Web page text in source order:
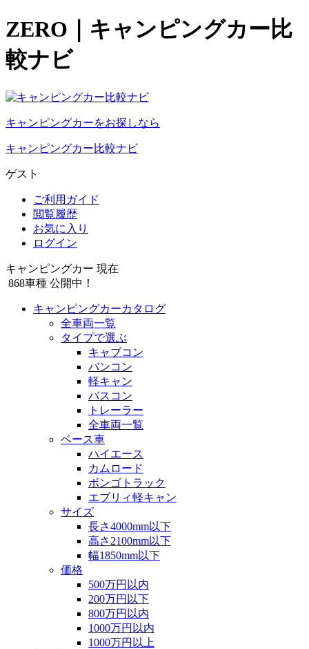
ZERO｜キャンピングカー比
較ナビ
キャンピングカーをお探しなら
キャンピングカー比較ナビ
ゲスト
ご利用ガイド
閲覧履歴
お気に入り
ログイン
キャンピングカー 現在
868車種 公開中！
キャンピングカーカタログ
全車両一覧
タイプで選ぶ
キャブコン
バンコン
軽キャン
バスコン
トレーラー
全車両一覧
ベース車
ハイエース
カムロード
ボンゴトラック
エブリィ軽キャン
サイズ
長さ4000mm以下
高さ2100mm以下
幅1850mm以下
価格
500万円以内
200万円以下
800万円以内
1000万円以内
1000万円以上